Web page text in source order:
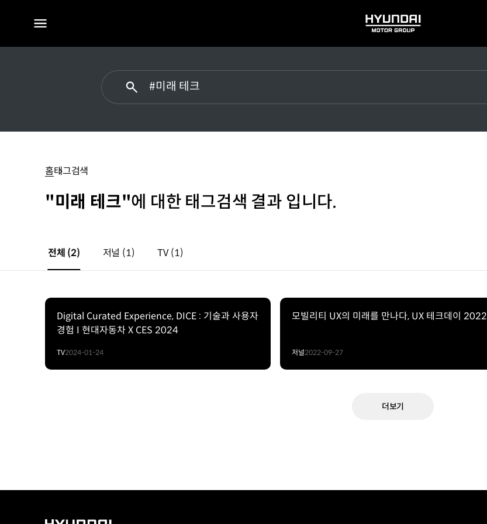
전체
HYUNDAI
MOTOR
홈태그검색
"미래 테크"에 대한 태그검색 결과 입니다.
전체 (2) 저널 (1) TV(1)
Digital Curated Experience, DICE : 기술과 사용자
경험 I 현대자동차 X CES 2024
TV2024-01-24
모빌리티 UX의 미래를 만나다, UX 테크데이 2022
저널2022-09-27
더보기